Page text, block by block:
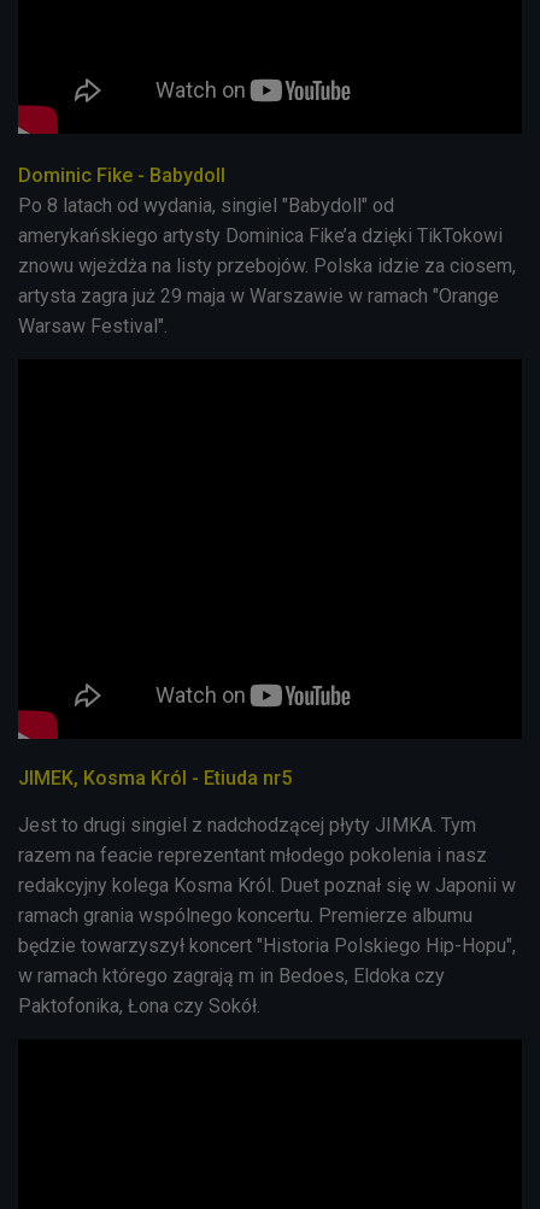
Dominic Fike - Babydoll
Po 8 latach od wydania, singiel "Babydoll" od
amerykańskiego artysty Dominica Fike’a dzięki TikTokowi
znowu wjeżdża na listy przebojów. Polska idzie za ciosem,
artysta zagra już 29 maja w Warszawie w ramach "Orange
Warsaw Festival".
JIMEK, Kosma Król - Etiuda nr5
Jest to drugi singiel z nadchodzącej płyty JIMKA. Tym
razem na feacie reprezentant młodego pokolenia i nasz
redakcyjny kolega Kosma Król. Duet poznał się w Japonii w
ramach grania wspólnego koncertu. Premierze albumu
będzie towarzyszył koncert "Historia Polskiego Hip-Hopu",
w ramach którego zagrają m in Bedoes, Eldoka czy
Paktofonika, Łona czy Sokół.